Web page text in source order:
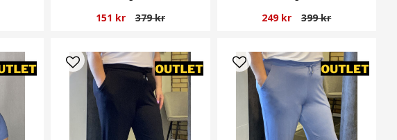
151 kr 379 kr 249 kr 399 kr